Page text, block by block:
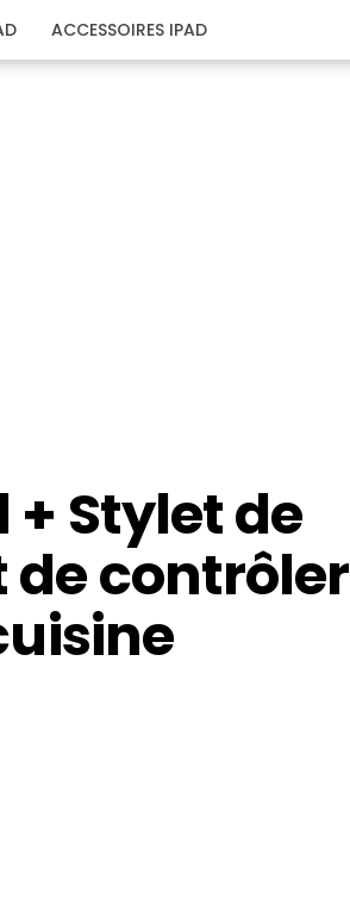
ACCESSOIRES IPAD
+ Stylet de
de contrôler